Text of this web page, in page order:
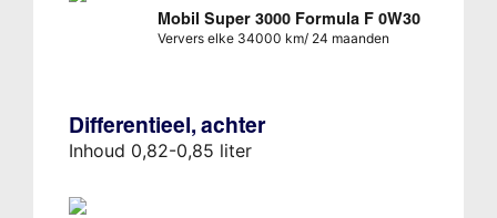
Mobil Super 3000 Formula F 0W30
Ververs elke 34000 km/ 24 maanden
Differentieel, achter
Inhoud 0,82-0,85 liter